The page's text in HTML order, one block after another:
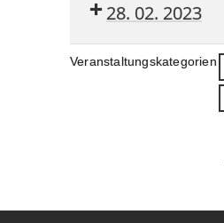
28. 02. 2023
Veranstaltungskategorien